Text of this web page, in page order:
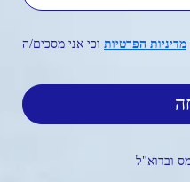
מדיניות הפרטיות וכי אני מסכים/ה
ובדוא"ל